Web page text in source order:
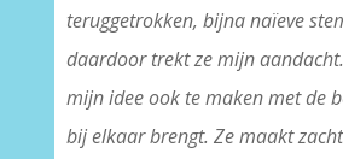
teruggetrokken, bijna naïeve
daardoor trekt ze mijn
mijn idee ook te maken met de
bij elkaar brengt. Ze maakt